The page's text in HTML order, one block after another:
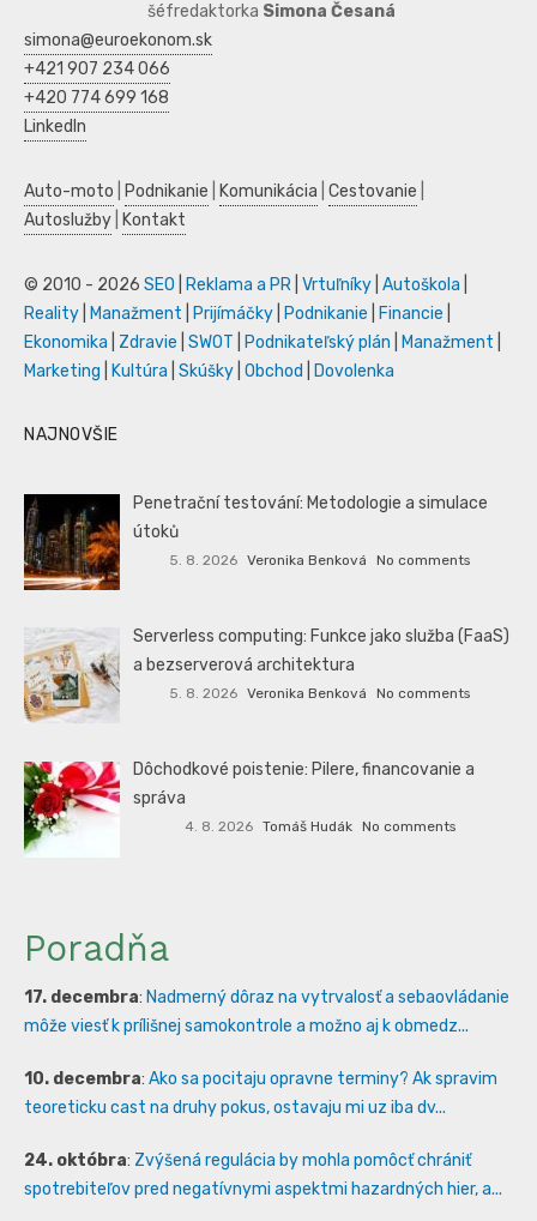
šéfredaktorka Simona Česaná
simona@euroekonom.sk
+421 907 234 066
+420 774 699 168
LinkedIn
Auto-moto Podnikanie Komunikácia Cestovanie
Autoslužby
Kontakt
© 2010 - 2026 SEO Reklama a PR Vrtuľníky Autoškola
Reality
Manažment Prijímáčky Podnikanie Financie
Ekonomika
Zdravie SWOT Podnikateľský plán Manažment
Marketing
Kultúra Skúšky Obchod Dovolenka
NAJNOVŠIE
Penetrační testování: Metodologie a simulace
útoků
5. 8. 2026 Veronika Benková No comments
Serverless computing: Funkce jako služba (FaaS)
a bezserverová architektura
5. 8. 2026 Veronika Benková No comments
Dôchodkové poistenie: Pilere, financovanie a
správa
4. 8. 2026 Tomáš Hudák No comments
Poradňa
17. decembra: Nadmerný dôraz na vytrvalosť a sebaovládanie
môže viesť k prílišnej samokontrole a možno aj k obmedz...
10. decembra: Ako sa pocitaju opravne terminy? Ak spravim
teoreticku cast na druhy pokus, ostavaju mi uz iba dv...
24. októbra: Zvýšená regulácia by mohla pomôcť chrániť
spotrebiteľov pred negatívnymi aspektmi hazardných hier, a...